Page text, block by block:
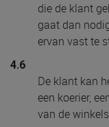
die de klant
gaat dan
ervan vast te
4.6
De klant kan
een koerier,
van de